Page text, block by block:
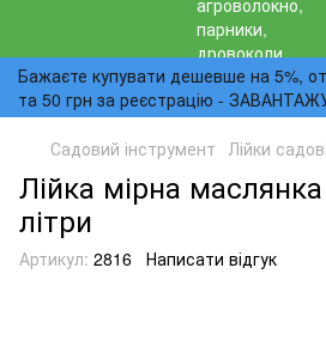
Бажаєте купувати дешевше на 5%,
та 50 грн за реєстрацію -
Садовий інструмент Лійки садові
Лійка мірна
літри
Артикул: 2816 Написати відгук